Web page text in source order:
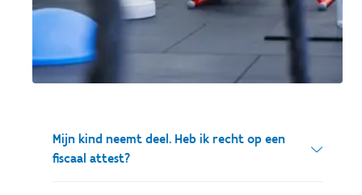
Mijn kind neemt deel. Heb ik recht op een
fiscaal attest?